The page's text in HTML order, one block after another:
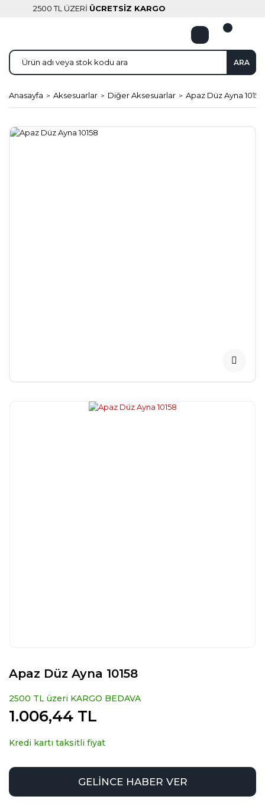
2500 TL ÜZERİ ÜCRETSİZ KARGO
ARA
Anasayfa Aksesuarlar Diğer Aksesuarlar Apaz Düz Ayna 10158
Apaz Düz Ayna 10158
2500 TL üzeri KARGO BEDAVA
1.006,44 TL
Kredi kartı taksitli fiyat
GELİNCE HABER VER